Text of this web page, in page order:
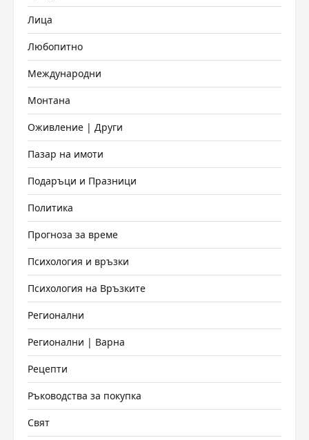
Лица
Любопитно
Международни
Монтана
Оживление | Други
Пазар на имоти
Подаръци и Празници
Политика
Прогноза за време
Психология и връзки
Психология на Връзките
Регионални
Регионални | Варна
Рецепти
Ръководства за покупка
Свят